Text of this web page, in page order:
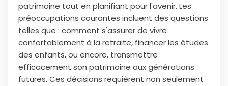
patrimoine tout en planifiant pour l'avenir. Les
préoccupations courantes incluent des questions
telles que : comment s'assurer de vivre
confortablement à la retraite, financer les études
des enfants, ou encore, transmettre
efficacement son patrimoine aux générations
futures. Ces décisions requièrent non seulement